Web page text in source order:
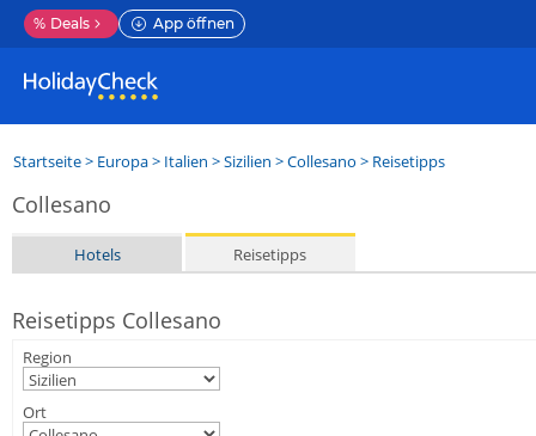
% Deals App öffnen
Startseite> Europa> Italien >Sizilien >Collesano > Reisetipps
Collesano
Hotels Reisetipps
Reisetipps Collesano
Region
Ort